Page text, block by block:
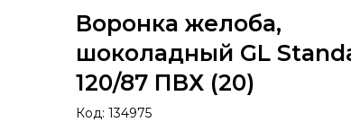
Воронка желоба,
шоколадный GL
120/87 ПВХ (20)
Код:134975